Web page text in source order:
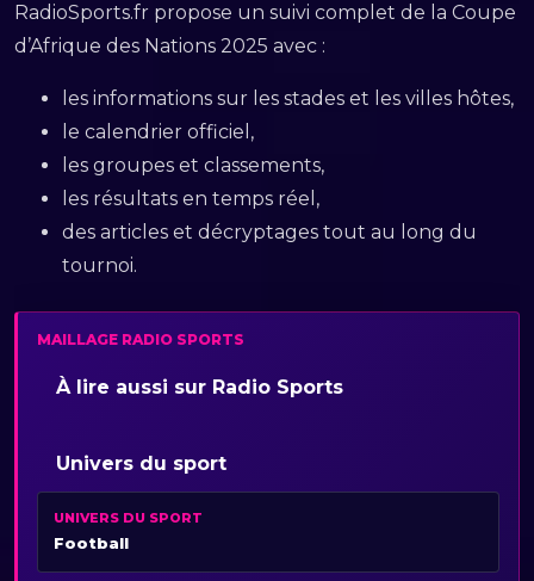
RadioSports.fr propose un suivi complet de la Coupe
d’Afrique des Nations 2025 avec :
les informations sur les stades et les villes hôtes,
le calendrier officiel,
les groupes et classements,
les résultats en temps réel,
des articles et décryptages tout au long du
tournoi.
MAILLAGE RADIO SPORTS
À lire aussi sur Radio Sports
Univers du sport
UNIVERS DU SPORT
Football